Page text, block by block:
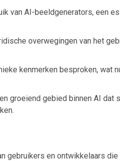
van AI-beeldgenerators, een
overwegingen van het
kenmerken besproken, wat
groeiend gebied binnen AI
gebruikers en ontwikkelaars